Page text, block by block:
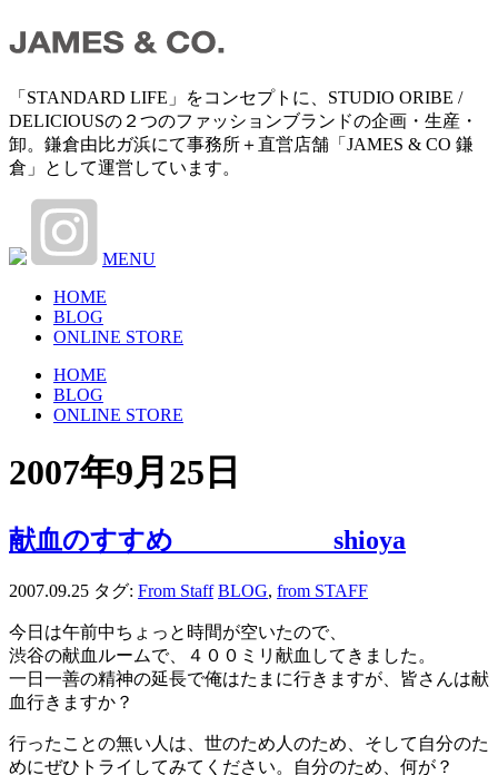
「STANDARD LIFE」をコンセプトに、STUDIO ORIBE /
DELICIOUSの２つのファッションブランドの企画・生産・
卸。鎌倉由比ガ浜にて事務所＋直営店舗「JAMES & CO 鎌
倉」として運営しています。
MENU
HOME
BLOG
ONLINE STORE
HOME
BLOG
ONLINE STORE
2007年9月25日
献血のすすめ shioya
2007.09.25 タグ: From Staff BLOG, from STAFF
今日は午前中ちょっと時間が空いたので、
渋谷の献血ルームで、４００ミリ献血してきました。
一日一善の精神の延長で俺はたまに行きますが、皆さんは献
血行きますか？
行ったことの無い人は、世のため人のため、そして自分のた
めにぜひトライしてみてください。自分のため、何が？